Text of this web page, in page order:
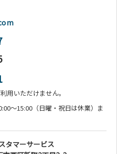
用いただけません。
～15:00（日曜・祝日は休業）ま
タマーサービス